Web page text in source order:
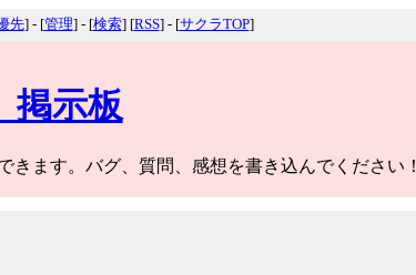
先] - [管理] - [検索] [RSS] - [サクラTOP]
掲示板
ます。バグ、質問、感想を書き込んでください！